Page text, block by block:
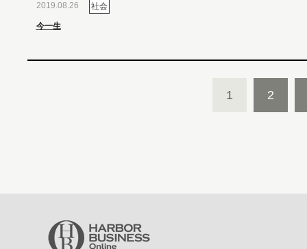
2019.08.26 社会
今一生
1 2